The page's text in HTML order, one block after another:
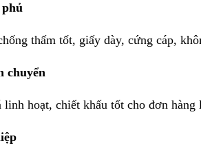
thấm tốt, giấy dày, cứng cáp,
chuyển
hoạt, chiết khấu tốt cho đơn hàng